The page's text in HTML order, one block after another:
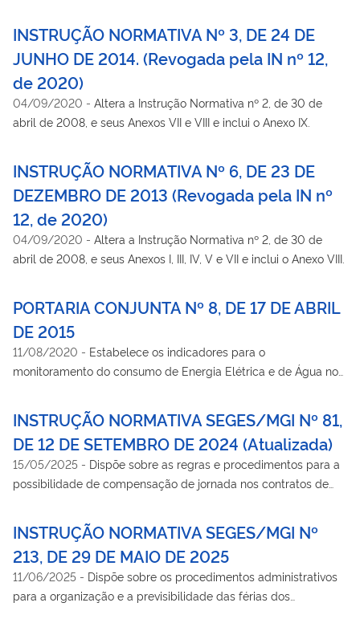
INSTRUÇÃO NORMATIVA Nº 3, DE 24 DE
JUNHO DE 2014. (Revogada pela IN nº 12,
de 2020)
04/09/2020 - Altera a Instrução Normativa nº 2, de 30 de
abril de 2008, e seus Anexos VII e VIII e inclui o Anexo IX.
INSTRUÇÃO NORMATIVA Nº 6, DE 23 DE
DEZEMBRO DE 2013 (Revogada pela IN nº
12, de 2020)
04/09/2020 - Altera a Instrução Normativa nº 2, de 30 de
abril de 2008, e seus Anexos I, III, IV, V e VII e inclui o Anexo VIII.
PORTARIA CONJUNTA Nº 8, DE 17 DE ABRIL
DE 2015
11/08/2020 - Estabelece os indicadores para o
monitoramento do consumo de Energia Elétrica e de Água nos
autárquica e fundacional, e dá outras providências.
INSTRUÇÃO NORMATIVA SEGES/MGI Nº 81,
DE 12 DE SETEMBRO DE 2024 (Atualizada)
15/05/2025 - Dispõe sobre as regras e procedimentos para a
possibilidade de compensação de jornada nos contratos de
exclusiva de mão de obra, no âmbito da administração pública
federal direta, autárquica e fundacional.
INSTRUÇÃO NORMATIVA SEGES/MGI Nº
213, DE 29 DE MAIO DE 2025
11/06/2025 - Dispõe sobre os procedimentos administrativos
para a organização e a previsibilidade das férias dos